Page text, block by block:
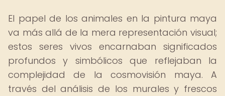
El papel de los animales en la pintura maya
va más allá de la mera representación visual;
estos seres vivos encarnaban significados
profundos y simbólicos que reflejaban la
complejidad de la cosmovisión maya. A
través del análisis de los murales y frescos